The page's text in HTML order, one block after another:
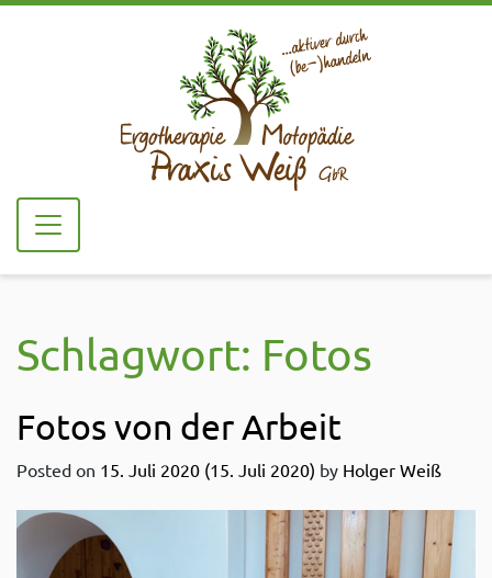
Schlagwort: Fotos
Fotos von der Arbeit
Posted on 15. Juli 2020 (15. Juli 2020) by Holger Weiß